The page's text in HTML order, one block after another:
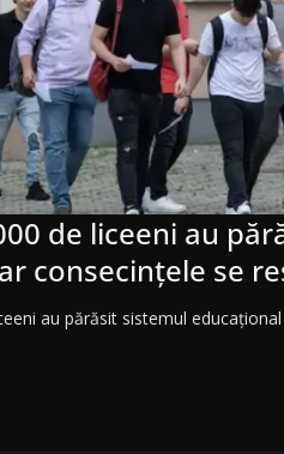
de liceeni au
consecinţele se
au părăsit sistemul